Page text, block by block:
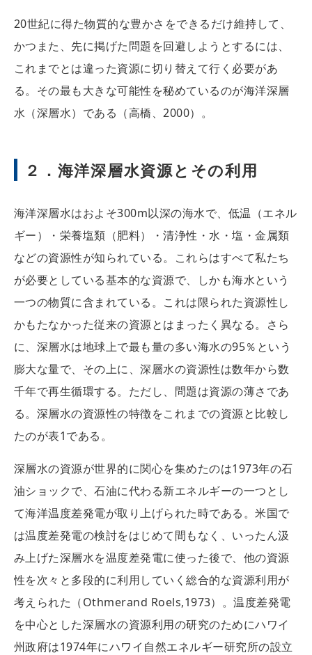
20世紀に得た物質的な豊かさをできるだけ維持して、
かつまた、先に掲げた問題を回避しようとするには、
これまでとは違った資源に切り替えて行く必要があ
る。その最も大きな可能性を秘めているのが海洋深層
水（深層水）である（高橋、2000）。
２．海洋深層水資源とその利用
海洋深層水はおよそ300m以深の海水で、低温（エネル
ギー）・栄養塩類（肥料）・清浄性・水・塩・金属類
などの資源性が知られている。これらはすべて私たち
が必要としている基本的な資源で、しかも海水という
一つの物質に含まれている。これは限られた資源性し
かもたなかった従来の資源とはまったく異なる。さら
に、深層水は地球上で最も量の多い海水の95％という
膨大な量で、その上に、深層水の資源性は数年から数
千年で再生循環する。ただし、問題は資源の薄さであ
る。深層水の資源性の特徴をこれまでの資源と比較し
たのが表1である。
深層水の資源が世界的に関心を集めたのは1973年の石
油ショックで、石油に代わる新エネルギーの一つとし
て海洋温度差発電が取り上げられた時である。米国で
は温度差発電の検討をはじめて間もなく、いったん汲
み上げた深層水を温度差発電に使った後で、他の資源
性を次々と多段的に利用していく総合的な資源利用が
考えられた（Othmerand Roels,1973）。温度差発電
を中心とした深層水の資源利用の研究のためにハワイ
州政府は1974年にハワイ自然エネルギー研究所の設立